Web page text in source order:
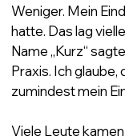
Weniger. Mein
hatte. Das lag
Name „Kurz“
Praxis. Ich
zumindest mein
Viele Leute